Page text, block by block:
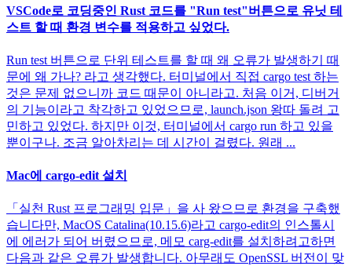
VSCode로 코딩중인 Rust 코드를 "Run test"버튼으로 유닛 테
스트 할 때 환경 변수를 적용하고 싶었다.
Run test 버튼으로 단위 테스트를 할 때 왜 오류가 발생하기 때
문에 왜 가나? 라고 생각했다. 터미널에서 직접 cargo test 하는
것은 문제 없으니까 코드 때문이 아니라고. 처음 이거, 디버거
의 기능이라고 착각하고 있었으므로, launch.json 왕따 돌려 고
민하고 있었다. 하지만 이것, 터미널에서 cargo run 하고 있을
뿐이구나. 조금 알아차리는 데 시간이 걸렸다. 원래 ...
Mac에 cargo-edit 설치
「실천 Rust 프로그래밍 입문」을 사 왔으므로 환경을 구축했
습니다만, MacOS Catalina(10.15.6)라고 cargo-edit의 인스톨시
에 에러가 되어 버렸으므로, 메모 carg-edit를 설치하려고하면
다음과 같은 오류가 발생합니다. 아무래도 OpenSSL 버전이 맞